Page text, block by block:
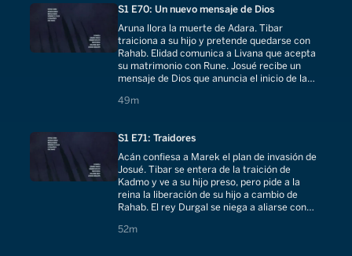
S1 E70: Un nuevo mensaje de Dios
Aruna llora la muerte de Adara. Tibar
traiciona a su hijo y pretende quedarse con
Rahab. Elidad comunica a Livana que acepta
su matrimonio con Rune. Josué recibe un
mensaje de Dios que anuncia el inicio de la
49m
49 minutes
S1 E71: Traidores
Acán confiesa a Marek el plan de invasión de
Josué. Tibar se entera de la traición de
Kadmo y ve a su hijo preso, pero pide a la
reina la liberación de su hijo a cambio de
Rahab. El rey Durgal se niega a aliarse con
52m
52 minutes